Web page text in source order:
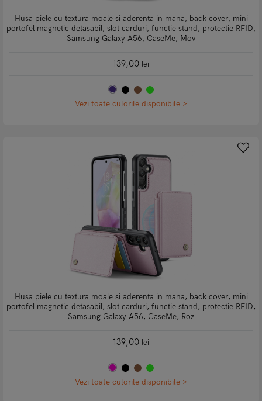
Husa piele cu textura moale si aderenta in mana, back cover, mini
portofel magnetic detasabil, slot carduri, functie stand, protectie RFID,
Samsung Galaxy A56, CaseMe, Mov
139,00 lei
Vezi toate culorile disponibile >
Husa piele cu textura moale si aderenta in mana, back cover, mini
portofel magnetic detasabil, slot carduri, functie stand, protectie RFID,
Samsung Galaxy A56, CaseMe, Roz
139,00 lei
Vezi toate culorile disponibile >